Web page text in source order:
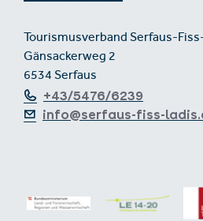
Tourismusverband Serfaus-
Gänsackerweg 2
6534 Serfaus
+43/5476/6239
info@serfaus-fiss-